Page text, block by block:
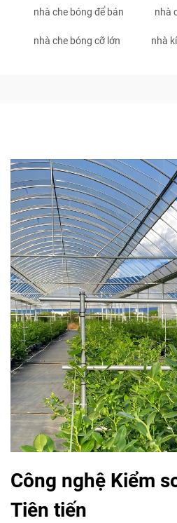
nhà che bóng để bán nhà
nhà che bóng cỡ lớn nhà
Công nghệ Kiểm
Tiên tiến